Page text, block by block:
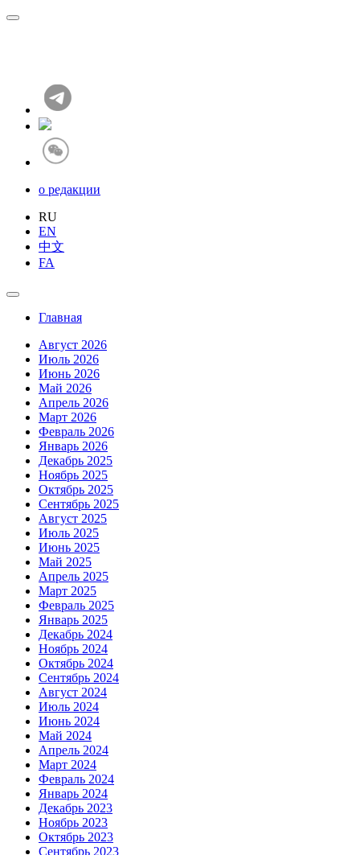
о редакции
RU
EN
中文
FA
Главная
Август 2026
Июль 2026
Июнь 2026
Май 2026
Апрель 2026
Март 2026
Февраль 2026
Январь 2026
Декабрь 2025
Ноябрь 2025
Октябрь 2025
Сентябрь 2025
Август 2025
Июль 2025
Июнь 2025
Май 2025
Апрель 2025
Март 2025
Февраль 2025
Январь 2025
Декабрь 2024
Ноябрь 2024
Октябрь 2024
Сентябрь 2024
Август 2024
Июль 2024
Июнь 2024
Май 2024
Апрель 2024
Март 2024
Февраль 2024
Январь 2024
Декабрь 2023
Ноябрь 2023
Октябрь 2023
Сентябрь 2023